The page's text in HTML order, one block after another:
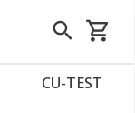
close
search
Skip
to
shopping_cart
รถเข็น
CU‑TEST